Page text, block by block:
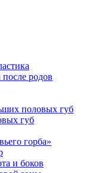
родов
половых губ
губ
горба»
и боков